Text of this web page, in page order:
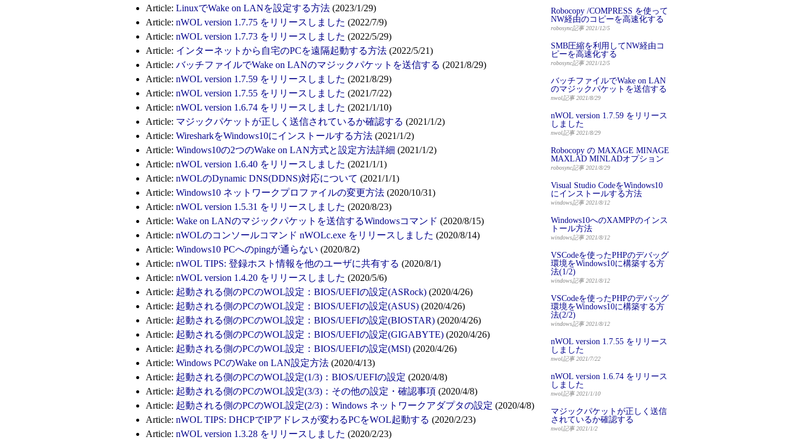
Article: LinuxでWake on LANを設定する方法 (2023/1/29)
Article: nWOL version 1.7.75 をリリースしました (2022/7/9)
Article: nWOL version 1.7.73 をリリースしました (2022/5/29)
Article: インターネットから自宅のPCを遠隔起動する方法 (2022/5/21)
Article: バッチファイルでWake on LANのマジックパケットを送信する (2021/8/29)
Article: nWOL version 1.7.59 をリリースしました (2021/8/29)
Article: nWOL version 1.7.55 をリリースしました (2021/7/22)
Article: nWOL version 1.6.74 をリリースしました (2021/1/10)
Article: マジックパケットが正しく送信されているか確認する (2021/1/2)
Article: WiresharkをWindows10にインストールする方法 (2021/1/2)
Article: Windows10の2つのWake on LAN方式と設定方法詳細 (2021/1/2)
Article: nWOL version 1.6.40 をリリースしました (2021/1/1)
Article: nWOLのDynamic DNS(DDNS)対応について (2021/1/1)
Article: Windows10 ネットワークプロファイルの変更方法 (2020/10/31)
Article: nWOL version 1.5.31 をリリースしました (2020/8/23)
Article: Wake on LANのマジックパケットを送信するWindowsコマンド (2020/8/15)
Article: nWOLのコンソールコマンド nWOLc.exe をリリースしました (2020/8/14)
Article: Windows10 PCへのpingが通らない (2020/8/2)
Article: nWOL TIPS: 登録ホスト情報を他のユーザに共有する (2020/8/1)
Article: nWOL version 1.4.20 をリリースしました (2020/5/6)
Article: 起動される側のPCのWOL設定：BIOS/UEFIの設定(ASRock) (2020/4/26)
Article: 起動される側のPCのWOL設定：BIOS/UEFIの設定(ASUS) (2020/4/26)
Article: 起動される側のPCのWOL設定：BIOS/UEFIの設定(BIOSTAR) (2020/4/26)
Article: 起動される側のPCのWOL設定：BIOS/UEFIの設定(GIGABYTE) (2020/4/26)
Article: 起動される側のPCのWOL設定：BIOS/UEFIの設定(MSI) (2020/4/26)
Article: Windows PCのWake on LAN設定方法 (2020/4/13)
Article: 起動される側のPCのWOL設定(1/3)：BIOS/UEFIの設定 (2020/4/8)
Article: 起動される側のPCのWOL設定(3/3)：その他の設定・確認事項 (2020/4/8)
Article: 起動される側のPCのWOL設定(2/3)：Windows ネットワークアダプタの設定 (2020/4/8)
Article: nWOL TIPS: DHCPでIPアドレスが変わるPCをWOL起動する (2020/2/23)
Article: nWOL version 1.3.28 をリリースしました (2020/2/23)
Robocopy /COMPRESS を使って
NW経由のコピーを高速化する
robosync記事 2021/12/5
SMB圧縮を利用してNW経由コ
ピーを高速化する
robosync記事 2021/12/5
バッチファイルでWake on LAN
のマジックパケットを送信する
nwol記事 2021/8/29
nWOL version 1.7.59 をリリース
しました
nwol記事 2021/8/29
Robocopy の MAXAGE MINAGE
MAXLAD MINLADオプション
robosync記事 2021/8/29
Visual Studio CodeをWindows10
にインストールする方法
windows記事 2021/8/12
Windows10へのXAMPPのインス
トール方法
windows記事 2021/8/12
VSCodeを使ったPHPのデバッグ
環境をWindows10に構築する方
法(1/2)
windows記事 2021/8/12
VSCodeを使ったPHPのデバッグ
環境をWindows10に構築する方
法(2/2)
windows記事 2021/8/12
nWOL version 1.7.55 をリリース
しました
nwol記事 2021/7/22
nWOL version 1.6.74 をリリース
しました
nwol記事 2021/1/10
マジックパケットが正しく送信
されているか確認する
nwol記事 2021/1/2